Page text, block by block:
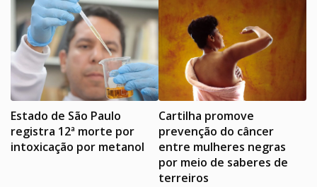
Estado de São Paulo
registra 12ª morte por
intoxicação por metanol
Cartilha promove
prevenção do câncer
entre mulheres negras
por meio de saberes de
terreiros